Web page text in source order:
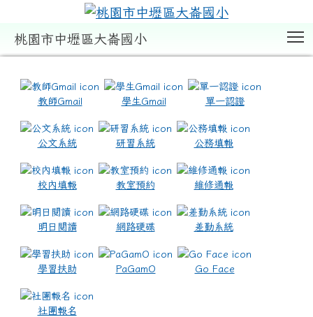
桃園市中壢區大崙國小
教師Gmail 學生Gmail 單一認證
公文系統 研習系統 公務填報
校內填報 教室預約 維修通報
明日閱讀 網路硬碟 差勤系統
學習扶助 PaGamO Go Face
社團報名